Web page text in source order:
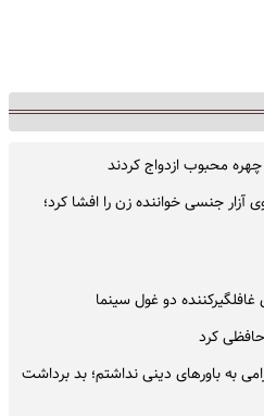
محبوب ازدواج کردند
آزار جنسی خواننده زن را افشا کرد؛
دو غول سینما
کرد
به باورهای دینی نداشتم؛ بد برداشت